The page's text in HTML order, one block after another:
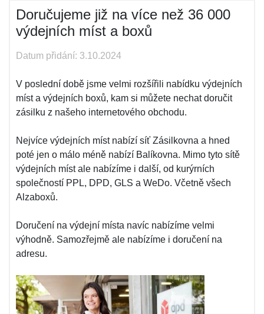
Doručujeme již na více než 36 000
výdejních míst a boxů
Datum přidání: 3.10.2024
V poslední době jsme velmi rozšířili nabídku výdejních
míst a výdejních boxů, kam si můžete nechat doručit
zásilku z našeho internetového obchodu.
Nejvíce výdejních míst nabízí síť Zásilkovna a hned
poté jen o málo méně nabízí Balíkovna. Mimo tyto sítě
výdejních míst ale nabízíme i další, od kurýrních
společností PPL, DPD, GLS a WeDo. Včetně všech
Alzaboxů.
Doručení na výdejní místa navíc nabízíme velmi
výhodně. Samozřejmě ale nabízíme i doručení na
adresu.